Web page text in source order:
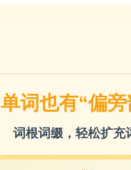
单词也有“偏旁
词根词缀，轻松扩充